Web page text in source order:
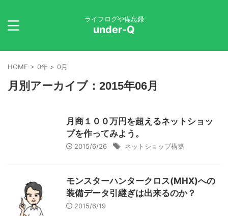
ライフログや備忘録
under-Q
HOME > 0年 > 0月
月別アーカイブ：2015年06月
月商１００万円を超えるネットショッ
プを作ってみよう。
2015/6/26 ネットショップ構築
モンスターハンタークロス(MHX)への
装備データ引継ぎは出来るのか？
2015/6/19